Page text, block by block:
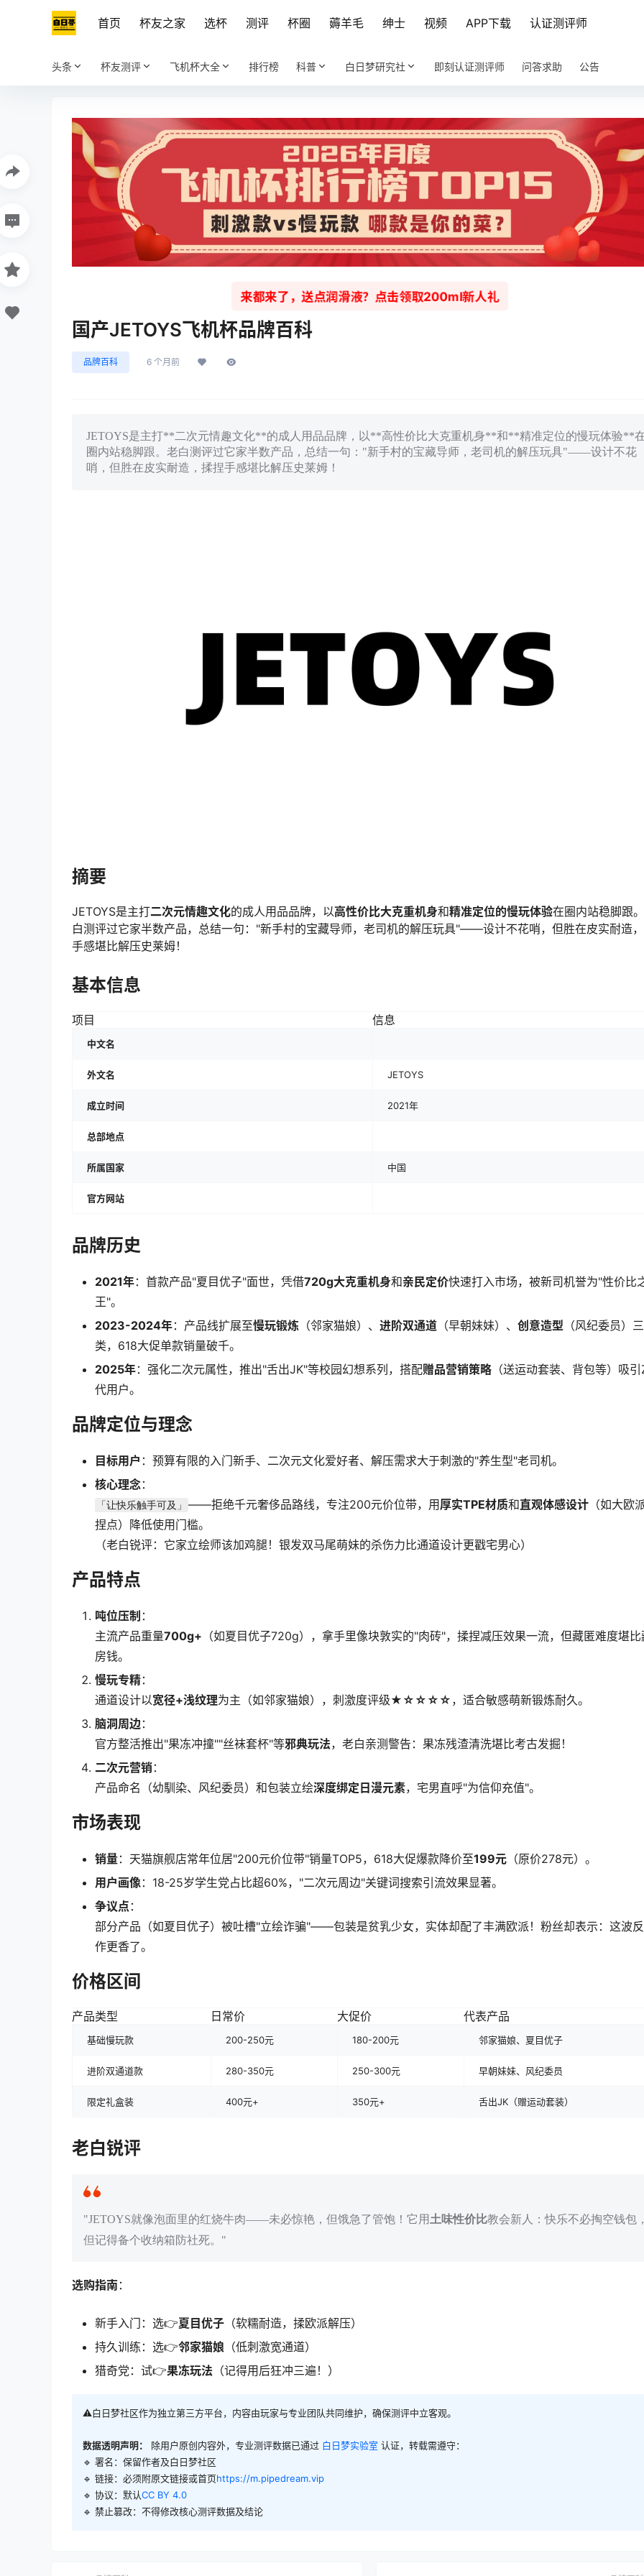
首页 杯友之家 选杯 测评 杯圈 薅羊毛 绅士 视频 APP下载 认证测评师
头条 杯友测评 飞机杯大全 排行榜 科普 白日梦研究社 即刻认证测评师 问答求助 公告
来都来了，送点润滑液？点击领取200ml新人礼
国产JETOYS飞机杯品牌百科
品牌百科 6 个月前
JETOYS是主打**二次元情趣文化**的成人用品品牌，以**高性价比大克重机身**和**精准定位的慢玩体验**
圈内站稳脚跟。老白测评过它家半数产品，总结一句："新手村的宝藏导师，老司机的解压玩具"——设计不花
哨，但胜在皮实耐造，揉捏手感堪比解压史莱姆！
摘要
JETOYS是主打二次元情趣文化的成人用品品牌，以高性价比大克重机身和精准定位的慢玩体验在圈内站稳脚跟
白测评过它家半数产品，总结一句："新手村的宝藏导师，老司机的解压玩具"——设计不花哨，但胜在皮实耐造
手感堪比解压史莱姆！
基本信息
项目 信息
中文名
外文名 JETOYS
成立时间 2021年
总部地点
所属国家 中国
官方网站
品牌历史
2021年：首款产品"夏目优子"面世，凭借720g大克重机身和亲民定价快速打入市场，被新司机誉为"性价比
王"。
2023-2024年：产品线扩展至慢玩锻炼 （邻家猫娘）、 进阶双通道 （早朝妹妹）、 创意造型 （风纪委员）
类，618大促单款销量破千。
2025年：强化二次元属性，推出"舌出JK"等校园幻想系列，搭配赠品营销策略 （送运动套装、背包等）吸
代用户。
品牌定位与理念
目标用户 ：预算有限的入门新手、二次元文化爱好者、解压需求大于刺激的"养生型"老司机。
核心理念：
「让快乐触手可及」 ——拒绝千元奢侈品路线，专注200元价位带，用厚实TPE材质和直观体感设计 （如大欧
捏点）降低使用门槛。
（老白锐评：它家立绘师该加鸡腿！银发双马尾萌妹的杀伤力比通道设计更戳宅男心）
产品特点
吨位压制 ：
主流产品重量700g+ （如夏目优子720g），拿手里像块敦实的"肉砖"，揉捏减压效果一流，但藏匿难度堪
房钱。
慢玩专精：
通道设计以宽径+浅纹理为主（如邻家猫娘），刺激度评级★☆☆☆☆ ，适合敏感萌新锻炼耐久。
脑洞周边 ：
官方整活推出"果冻冲撞""丝袜套杯"等邪典玩法，老白亲测警告：果冻残渣清洗堪比考古发掘！
二次元营销：
产品命名（幼馴染、风纪委员）和包装立绘深度绑定日漫元素，宅男直呼"为信仰充值"。
市场表现
销量：天猫旗舰店常年位居"200元价位带"销量TOP5，618大促爆款降价至199元 （原价278元）。
用户画像：18-25岁学生党占比超60%，"二次元周边"关键词搜索引流效果显著。
争议点 ：
部分产品（如夏目优子）被吐槽"立绘诈骗"——包装是贫乳少女，实体却配了丰满欧派！粉丝却表示：这波
作更香了。
价格区间
产品类型 日常价 大促价 代表产品
基础慢玩款 200-250元 180-200元 邻家猫娘、夏目优子
进阶双通道款 280-350元 250-300元 早朝妹妹、风纪委员
限定礼盒装 400元+ 350元+ 舌出JK（赠运动套装）
老白锐评
"JETOYS就像泡面里的红烧牛肉——未必惊艳，但饿急了管饱！它用土味性价比教会新人：快乐不必掏空钱包
但记得备个收纳箱防社死。"
选购指南：
新手入门：选👉夏目优子 （软糯耐造，揉欧派解压）
持久训练：选👉邻家猫娘 （低刺激宽通道）
猎奇党：试👉果冻玩法 （记得用后狂冲三遍！）
⚠️白日梦社区作为独立第三方平台，内容由玩家与专业团队共同维护，确保测评中立客观。
数据透明声明： 除用户原创内容外，专业测评数据已通过 白日梦实验室 认证，转载需遵守：
🔹 署名：保留作者及白日梦社区
🔹 链接：必须附原文链接或首页https://m.pipedream.vip
🔹 协议：默认CC BY 4.0
🔹 禁止篡改：不得修改核心测评数据及结论